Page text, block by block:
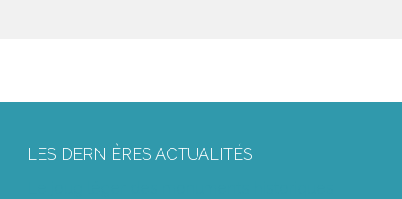
LES DERNIÈRES ACTUALITÉS